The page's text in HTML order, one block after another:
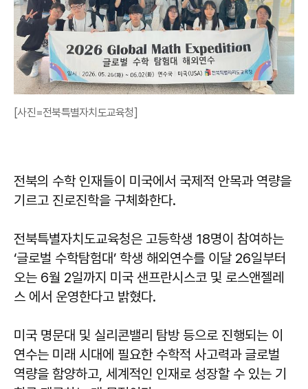
[사진=전북특별자치도교육청]
전북의 수학 인재들이 미국에서 국제적 안목과 역량을
기르고 진로진학을 구체화한다.
전북특별자치도교육청은 고등학생 18명이 참여하는
‘글로벌 수학탐험대’ 학생 해외연수를 이달 26일부터
오는 6월 2일까지 미국 샌프란시스코 및 로스앤젤레
스 에서 운영한다고 밝혔다.
미국 명문대 및 실리콘밸리 탐방 등으로 진행되는 이
연수는 미래 시대에 필요한 수학적 사고력과 글로벌
역량을 함양하고, 세계적인 인재로 성장할 수 있는 기